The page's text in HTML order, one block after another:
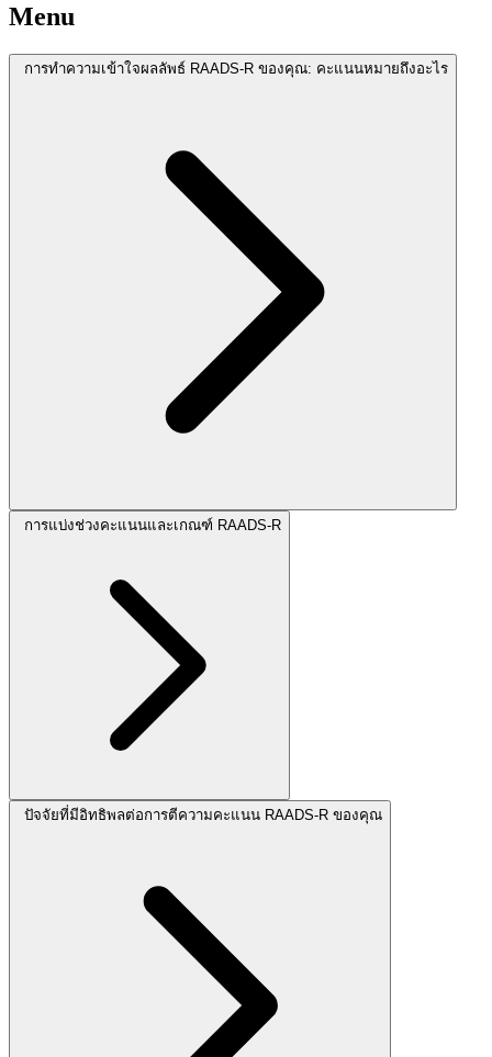
Menu
การทำความเข้าใจผลลัพธ์ RAADS-R ของคุณ: คะแนนหมายถึงอะไร
การแบ่งช่วงคะแนนและเกณฑ์ RAADS-R
ปัจจัยที่มีอิทธิพลต่อการตีความคะแนน RAADS-R ของคุณ